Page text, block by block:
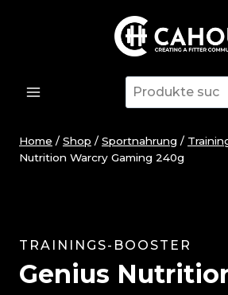
Suche
nach:
Home / Shop / Sportnahrung /
Nutrition Warcry Gaming 240g
TRAININGS-BOOSTER
Genius